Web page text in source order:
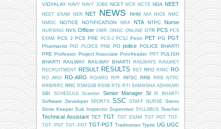
VIDYALAY NAVY NAVY JOBS NCET NCR NCTE NDA NEET
NEET EXAM NER NET NEWS NHM NIA NIOS
NMC
NMDC
NOTICE NOTIFICATION NRA NTA NTPC Nurse
NURSING NVS Officer OMR ONGC ONLINE OTR PCS PCS
EXAM
PCS J PCS PRE PCS-J PCSJ Peon PET PG PGT
Pharmacist PhD PLOICE PNB PO police POLICE BHARTI
PRE Professor Project Associate Proofreader PRT PULISH
BHARTI
RAILWAY RAILWAY BHARTI RAILWAYS
RAILWEY
RECRUITMENT RESULT RESULTS RET RFO RIMC RO
RO ARO RO-ARO RO/ARO RPF RPSC RRB
RRB NTPC
RRB/RRC RRC RSMSSB RSSB RTE RTI SAMIKSHA ADHIKARI
SBI SCHEDULE Scientist Senior Manager SI SI BHARTI
Software Developer SPORTS SSC STAFF NURSE
Steno
Store Keeper Sub Inspector Supervisor SYLLABUS Teacher
Technical Assistant TET TGT TGT EXAM TGT PGT TGT-
TGT- PGT TGT--PGT TGT-PGT Tradesman Typist UG UGC